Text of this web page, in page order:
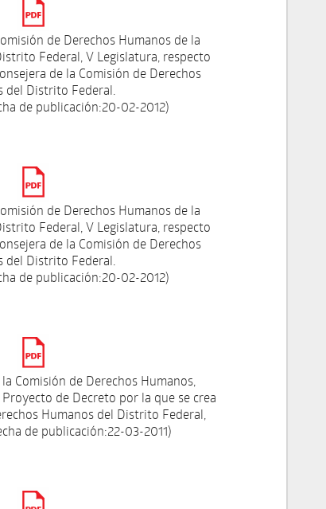
de Derechos Humanos de la
Federal, V Legislatura, respecto
de la Comisión de Derechos
del Distrito Federal.
de publicación:20-02-2012)
de Derechos Humanos de la
Federal, V Legislatura, respecto
de la Comisión de Derechos
del Distrito Federal.
de publicación:20-02-2012)
Comisión de Derechos Humanos,
de Decreto por la que se crea
Humanos del Distrito Federal,
de publicación:22-03-2011)